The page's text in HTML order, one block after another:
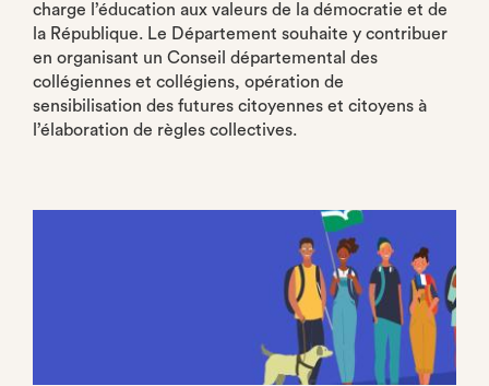
charge l’éducation aux valeurs de la démocratie et de
la République. Le Département souhaite y contribuer
en organisant un Conseil départemental des
collégiennes et collégiens, opération de
sensibilisation des futures citoyennes et citoyens à
l’élaboration de règles collectives.